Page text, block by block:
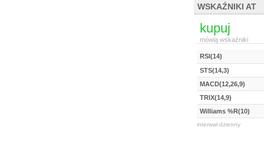
WSKAŹNIKI AT
kupuj
mówią wskaźniki
RSI(14)
STS(14,3)
MACD(12,26,9)
TRIX(14,9)
Williams %R(10)
interwał dzienny